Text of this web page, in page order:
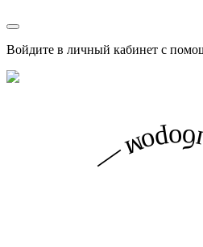
Войдите в личный кабинет с